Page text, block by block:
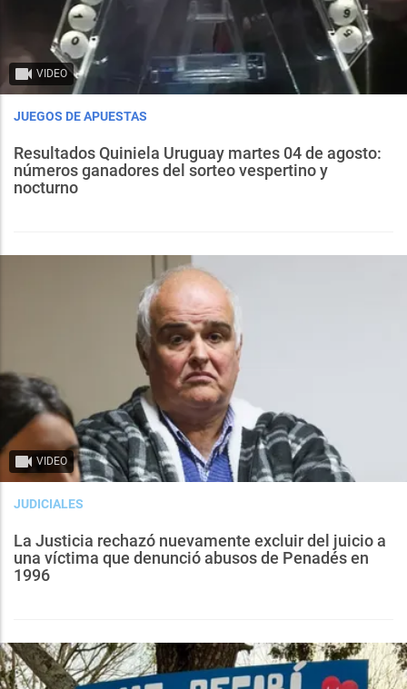
VIDEO
JUEGOS DE APUESTAS
Resultados Quiniela Uruguay martes 04 de agosto:
números ganadores del sorteo vespertino y
nocturno
VIDEO
JUDICIALES
La Justicia rechazó nuevamente excluir del juicio a
una víctima que denunció abusos de Penadés en
1996